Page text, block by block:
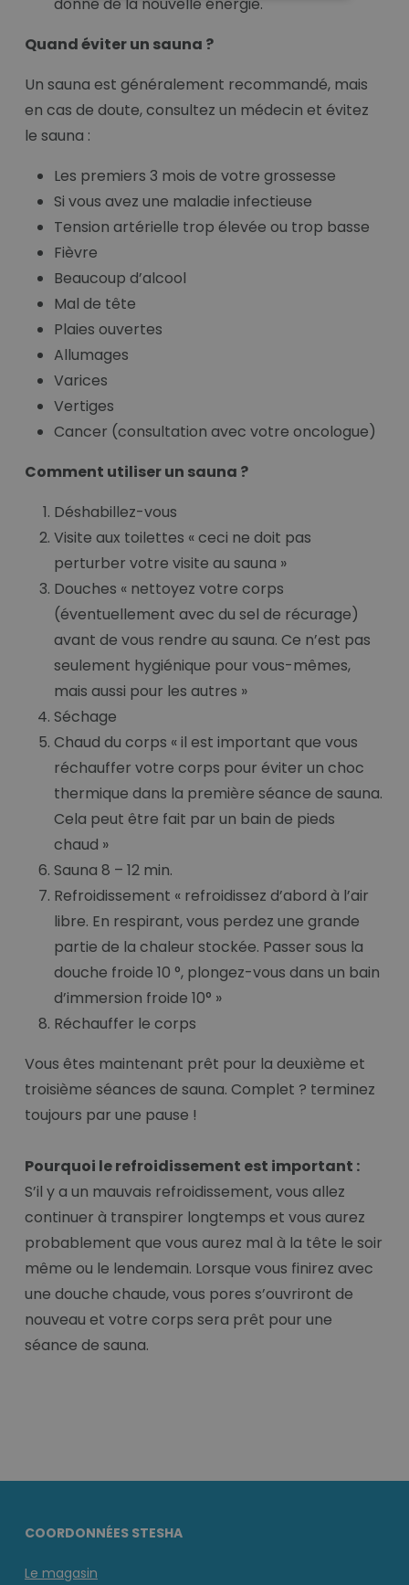
donne de la nouvelle énergie.
Quand éviter un sauna ?
Un sauna est généralement recommandé, mais
en cas de doute, consultez un médecin et évitez
le sauna :
Les premiers 3 mois de votre grossesse
Si vous avez une maladie infectieuse
Tension artérielle trop élevée ou trop basse
Fièvre
Beaucoup d’alcool
Mal de tête
Plaies ouvertes
Allumages
Varices
Vertiges
Cancer (consultation avec votre oncologue)
Comment utiliser un sauna ?
Déshabillez-vous
Visite aux toilettes « ceci ne doit pas
perturber votre visite au sauna »
Douches « nettoyez votre corps
(éventuellement avec du sel de récurage)
avant de vous rendre au sauna. Ce n’est pas
seulement hygiénique pour vous-mêmes,
mais aussi pour les autres »
Séchage
Chaud du corps « il est important que vous
réchauffer votre corps pour éviter un choc
thermique dans la première séance de sauna.
Cela peut être fait par un bain de pieds
chaud »
Sauna 8 – 12 min.
Refroidissement « refroidissez d’abord à l’air
libre. En respirant, vous perdez une grande
partie de la chaleur stockée. Passer sous la
douche froide 10 °, plongez-vous dans un bain
d’immersion froide 10° »
Réchauffer le corps
Vous êtes maintenant prêt pour la deuxième et
troisième séances de sauna. Complet ? terminez
toujours par une pause !
Pourquoi le refroidissement est important :
S’il y a un mauvais refroidissement, vous allez
continuer à transpirer longtemps et vous aurez
probablement que vous aurez mal à la tête le soir
même ou le lendemain. Lorsque vous finirez avec
une douche chaude, vous pores s’ouvriront de
nouveau et votre corps sera prêt pour une
séance de sauna.
COORDONNÉES STESHA
Le magasin